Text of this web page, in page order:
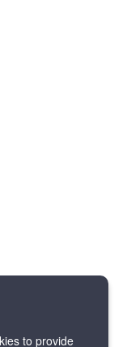
to provide